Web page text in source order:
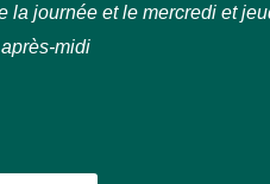
la journée et le mercredi et
après-midi